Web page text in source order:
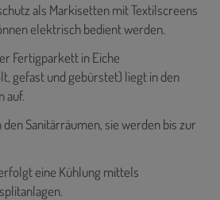
als Markisetten mit Textilscreens
elektrisch bedient werden.
Fertigparkett in Eiche
gefast und gebürstet) liegt in den
auf.
Sanitärräumen, sie werden bis zur
eine Kühlung mittels